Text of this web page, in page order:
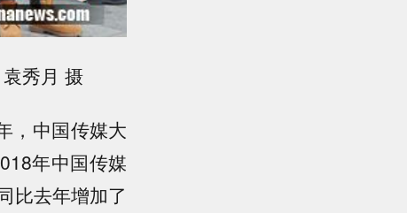
秀月 摄
，中国传媒大
年中国传媒
比去年增加了